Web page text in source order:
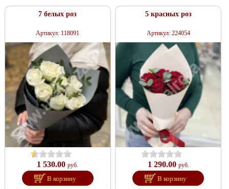
7 белых роз
Артикул: 118091
1 530.00 руб.
В корзину
5 красных роз
Артикул: 224054
1 290.00 руб.
В корзину